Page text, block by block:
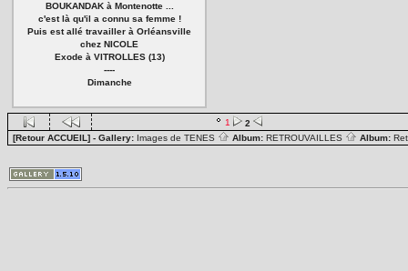
BOUKANDAK à Montenotte ...
c'est là qu'il a connu sa femme !
Puis est allé travailler à Orléansville
chez NICOLE
Exode à VITROLLES (13)
----
Dimanche
1
2
[Retour ACCUEIL] - Gallery: Images de TENES Album: RETROUVAILLES Album: